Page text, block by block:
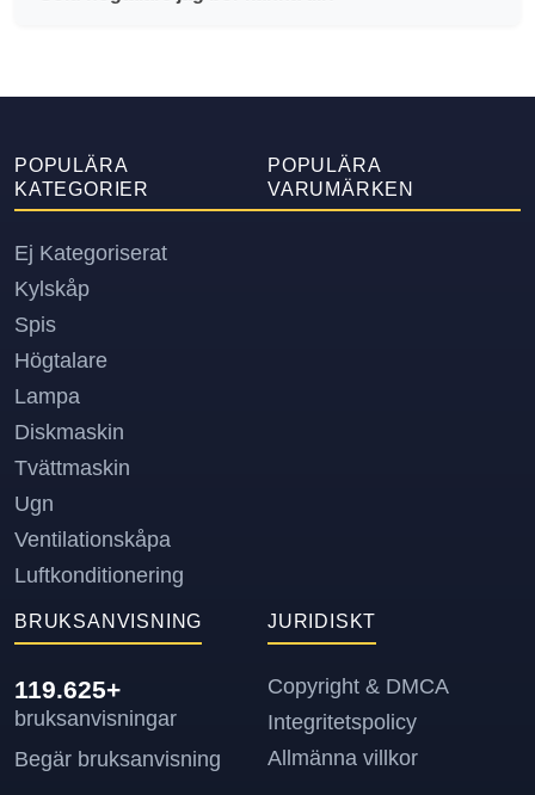
POPULÄRA
KATEGORIER
Ej Kategoriserat
Kylskåp
Spis
Högtalare
Lampa
Diskmaskin
Tvättmaskin
Ugn
Ventilationskåpa
Luftkonditionering
POPULÄRA
VARUMÄRKEN
BRUKSANVISNING
119.625+
bruksanvisningar
Begär bruksanvisning
JURIDISKT
Copyright & DMCA
Integritetspolicy
Allmänna villkor